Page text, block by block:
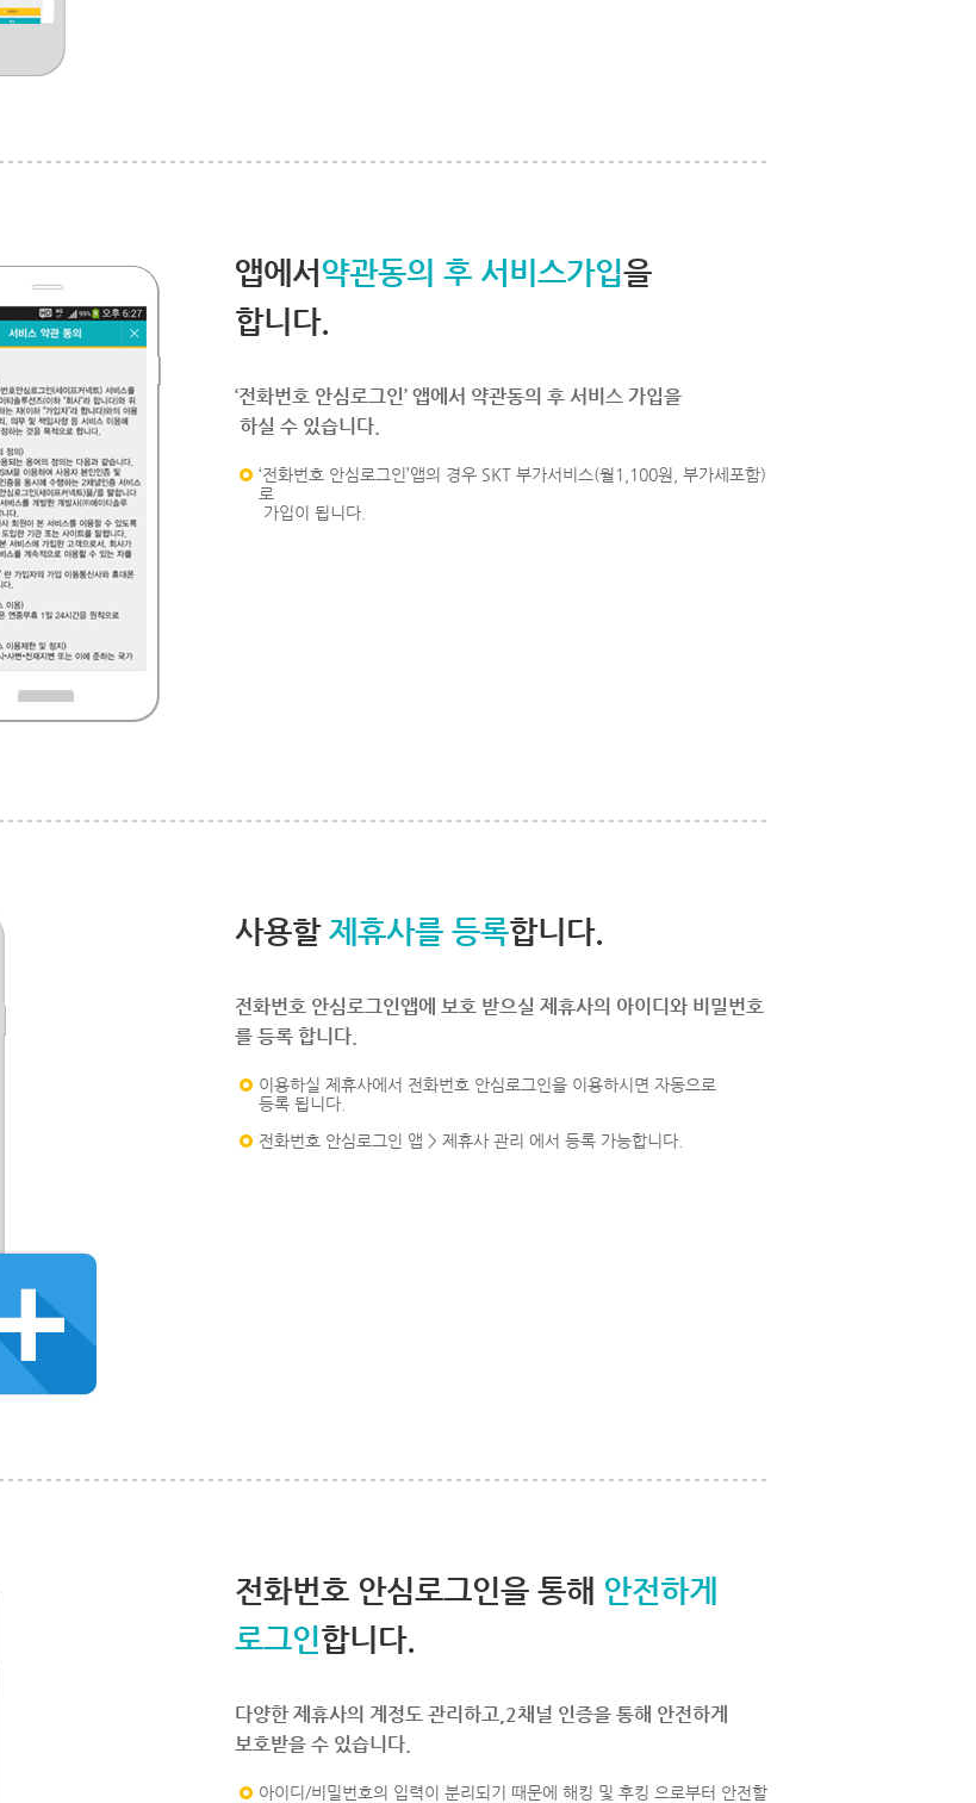
앱에서 약관동의 후 서비스가입을
합니다.
‘전화번호 안심로그인’ 앱에서 약관동의 후 서비스 가입을
하실 수 있습니다.
‘전화번호 안심로그인’앱의 경우 SKT 부가서비스(월1,100원, 부가세포함)
로
가입이 됩니다.
사용할 제휴사를 등록합니다.
전화번호 안심로그인앱에 보호 받으실 제휴사의 아이디와 비밀번호
를 등록 합니다.
이용하실 제휴사에서 전화번호 안심로그인을 이용하시면 자동으로
등록 됩니다.
전화번호 안심로그인 앱 > 제휴사 관리 에서 등록 가능합니다.
전화번호 안심로그인을 통해 안전하게
로그인합니다.
다양한 제휴사의 계정도 관리하고,2채널 인증을 통해 안전하게
보호받을 수 있습니다.
아이디/비밀번호의 입력이 분리되기 때문에 해킹 및 후킹 으로부터 안전할